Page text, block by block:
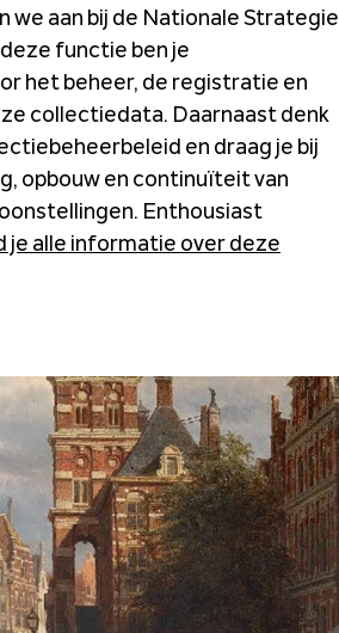
we aan bij de Nationale Strategie
functie ben je
het beheer, de registratie en
collectiedata. Daarnaast denk
en draag je bij
opbouw en continuïteit van
Enthousiast
je alle informatie over deze